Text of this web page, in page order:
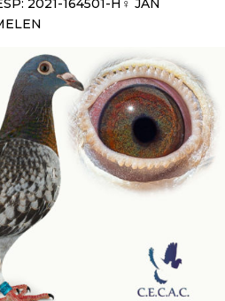
2021-164501-H♀ JAN